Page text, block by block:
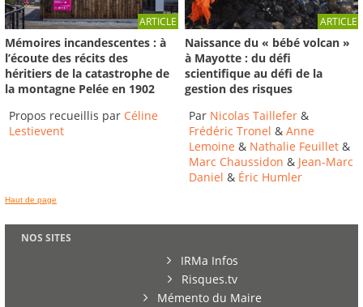
ARTICLE
Mémoires incandescentes : à
l’écoute des récits des
héritiers de la catastrophe de
la montagne Pelée en 1902
Propos recueillis par Céline
Lestievent
ARTICLE
Naissance du « bébé volcan »
à Mayotte : du défi
scientifique au défi de la
gestion des risques
Par Nicolas Taillefer &
Frédéric Tronel &Anne
Lemoine & Nathalie Feuillet &
Marc Chaussidon & Jean-Marc
Daniel & Éric Humler
Haut de page
NOS SITES
IRMa Infos
Risques.tv
Mémento du Maire